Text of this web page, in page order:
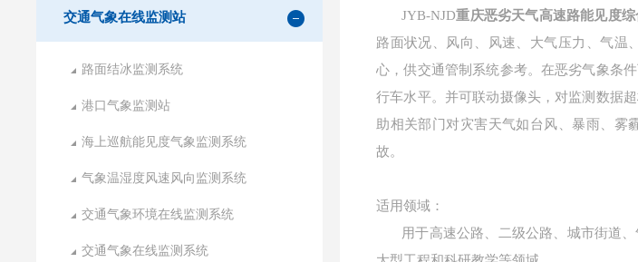
交通气象在线监测站
路面结冰监测系统
港口气象监测站
海上巡航能见度气象监测系统
气象温湿度风速风向监测系统
交通气象环境在线监测系统
交通气象在线监测系统
JYB-NJD重庆恶劣天气高速路能见度
路面状况、风向、风速、大气压力、气温
心，供交通管制系统参考。在恶劣气象条
行车水平。并可联动摄像头，对监测数据
助相关部门对灾害天气如台风、暴雨、雾
故。
适用领域：
用于高速公路、二级公路、城市街道